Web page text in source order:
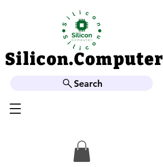
Silicon.Computer
Silicon.Computer
Search